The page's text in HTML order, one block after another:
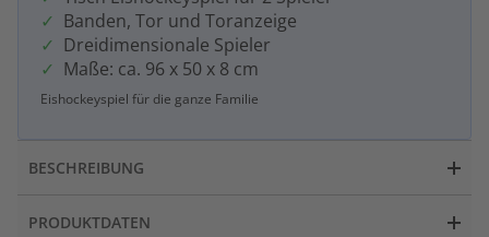
Banden, Tor und Toranzeige
Dreidimensionale Spieler
Maße: ca. 96 x 50 x 8 cm
Eishockeyspiel für die ganze Familie
BESCHREIBUNG
PRODUKTDATEN